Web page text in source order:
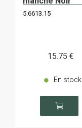
5.6613.15
15.75 €
En stock